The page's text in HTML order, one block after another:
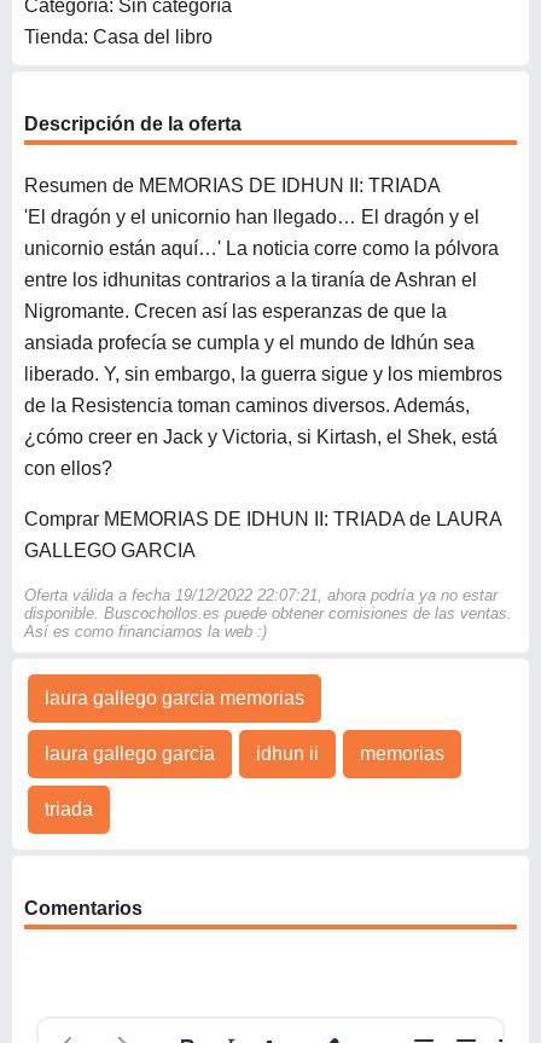
Categoría: Sin categoría
Tienda: Casa del libro
Descripción de la oferta
Resumen de MEMORIAS DE IDHUN II: TRIADA
'El dragón y el unicornio han llegado… El dragón y el
unicornio están aquí…' La noticia corre como la pólvora
entre los idhunitas contrarios a la tiranía de Ashran el
Nigromante. Crecen así las esperanzas de que la
ansiada profecía se cumpla y el mundo de Idhún sea
liberado. Y, sin embargo, la guerra sigue y los miembros
de la Resistencia toman caminos diversos. Además,
¿cómo creer en Jack y Victoria, si Kirtash, el Shek, está
con ellos?
Comprar MEMORIAS DE IDHUN II: TRIADA de LAURA
GALLEGO GARCIA
Oferta válida a fecha 19/12/2022 22:07:21, ahora podría ya no estar
disponible. Buscochollos.es puede obtener comisiones de las ventas.
Así es como financiamos la web :)
laura gallego garcia memorias
laura gallego garcia idhun ii memorias
triada
Comentarios